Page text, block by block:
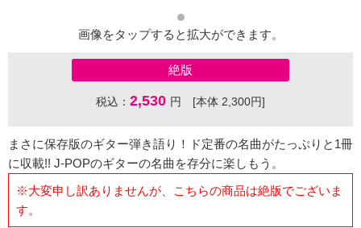
画像をタップすると拡大ができます。
絶版
税込： 2,530 円 [本体 2,300円]
まさに保存版のギター弾き語り！ド定番の名曲がたっぷりと1冊
に収載!! J-POPのギターの名曲を存分に楽しもう。
※大変申し訳ありませんが、こちらの商品は絶版でございま
す。